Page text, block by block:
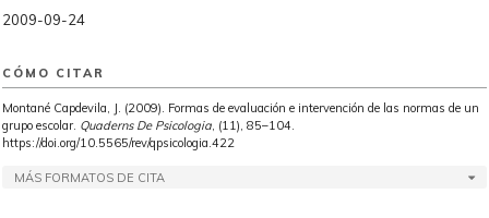
2009-09-24
CÓMO CITAR
Montané Capdevila, J. (2009). Formas de evaluación e intervención de las normas de un
grupo escolar. Quaderns De Psicologia, (11), 85–104.
https://doi.org/10.5565/rev/qpsicologia.422
MÁS FORMATOS DE CITA